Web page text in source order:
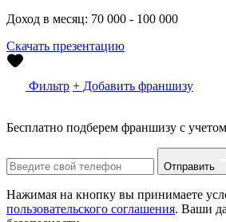
Доход в месяц: 70 000 - 100 000
Скачать презентацию
Фильтр + Добавить франшизу
Бесплатно подберем франшизу с
Отправить
Нажимая на кнопку вы принимаете
пользовательского соглашения. Ваши